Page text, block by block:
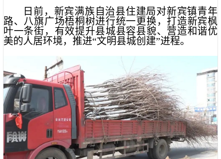
日前，新宾满族自治县住建局对新宾镇青年
路、八旗广场梧桐树进行统一更换，打造新宾枫
叶一条街，有效提升县城县容县貌、营造和谐优
美的人居环境，推进“文明县城创建”进程。